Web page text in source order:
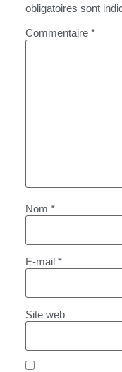
obligatoires sont
Commentaire *
Nom *
E-mail *
Site web